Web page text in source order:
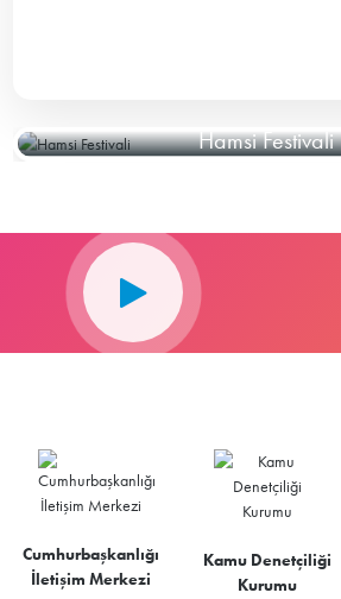
Hamsi Festivali
Cumhurbaşkanlığı
İletişim Merkezi
Kamu Denetçiliği
Kurumu